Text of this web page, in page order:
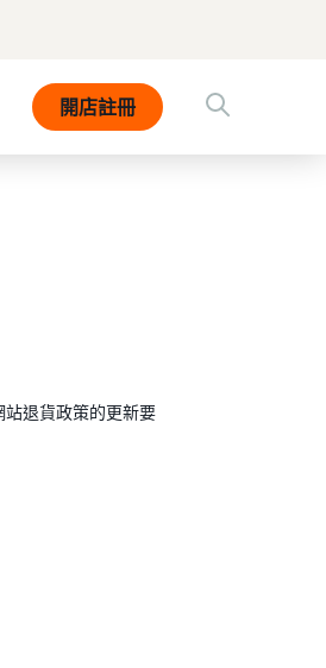
開店註冊
退貨政策的更新要